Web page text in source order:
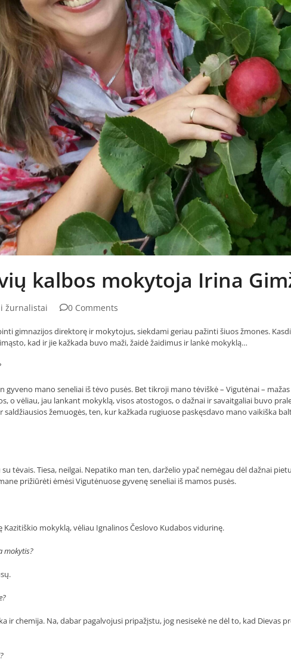
kalbos mokytoja Irina
žurnalistai 0 Comments
gimnazijos direktorę ir mokytojus, siekdami geriau pažinti šiuos žmones.
kad ir jie kažkada buvo maži, žaidė žaidimus ir lankė mokyklą…
gyveno mano seneliai iš tėvo pusės. Bet tikroji mano tėviškė – Vigutėnai –
o vėliau, jau lankant mokyklą, visos atostogos, o dažnai ir savaitgaliai buvo
saldžiausios žemuogės, ten, kur kažkada rugiuose paskęsdavo mano vaikiška
tėvais. Tiesa, neilgai. Nepatiko man ten, darželio ypač nemėgau dėl dažnai
prižiūrėti ėmėsi Vigutėnuose gyvenę seneliai iš mamos pusės.
mokyklą, vėliau Ignalinos Česlovo Kudabos vidurinę.
mokytis?
ir chemija. Na, dabar pagalvojusi pripažįstu, jog nesisekė ne dėl to, kad Dievas